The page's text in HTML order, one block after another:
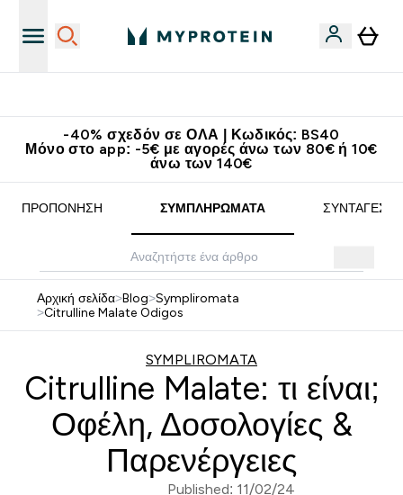
-40% σχεδόν σε ΟΛΑ | Κωδικός: BS40
Μόνο στο app: -5€ με αγορές άνω των 80€ ή 10€
άνω των 140€
ΠΡΟΠΌΝΗΣΗ ΣΥΜΠΛΗΡΏΜΑΤΑ ΣΥΝΤΑΓΈΣ
Αρχική σελίδα>Blog>Sympliromata
>Citrulline Malate Odigos
SYMPLIROMATA
Citrulline Malate: τι είναι;
Οφέλη, Δοσολογίες &
Παρενέργειες
Published: 11/02/24